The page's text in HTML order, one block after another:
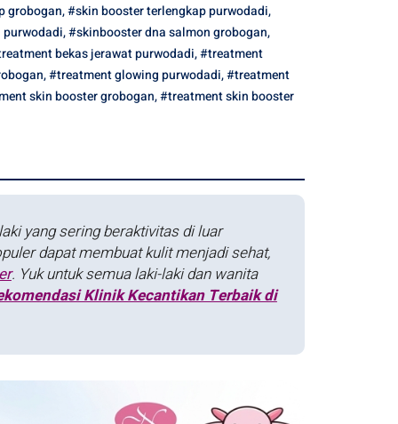
grobogan,#skin booster terlengkap purwodadi,
,#skinbooster dna salmon grobogan,
bekas jerawat purwodadi,#treatment
,#treatment glowing purwodadi,#treatment
skin booster grobogan,#treatment skin booster
yang sering beraktivitas di luar
dapat membuat kulit menjadi sehat,
. Yuk untuk semua laki-laki dan wanita
Klinik Kecantikan Terbaik di